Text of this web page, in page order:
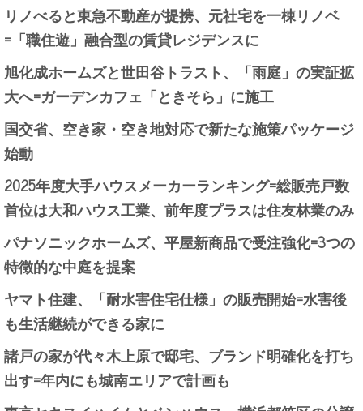
リノべると東急不動産が提携、元社宅を一棟リノベ
=「職住遊」融合型の賃貸レジデンスに
旭化成ホームズと世田谷トラスト、「雨庭」の実証拡
大へ=ガーデンカフェ「ときそら」に施工
国交省、空き家・空き地対応で新たな施策パッケージ
始動
2025年度大手ハウスメーカーランキング=総販売戸数
首位は大和ハウス工業、前年度プラスは住友林業のみ
パナソニックホームズ、平屋新商品で受注強化=3つの
特徴的な中庭を提案
ヤマト住建、「耐水害住宅仕様」の販売開始=水害後
も生活継続ができる家に
諸戸の家が代々木上原で邸宅、ブランド明確化を打ち
出す=年内にも城南エリアで計画も